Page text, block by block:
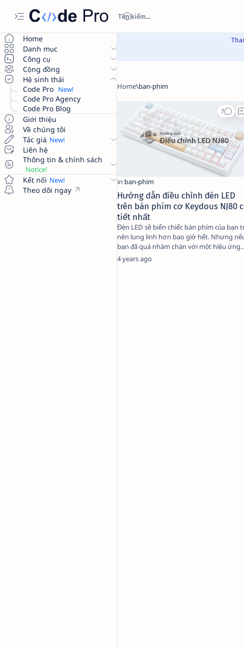
Home
Danh mục
Công cụ
Cộng đồng
Hệ sinh thái
Code Pro
Code Pro Agency
Code Pro Blog
Giới thiệu
Về chúng tôi
Tác giả
Liên hệ
Thông tin & chính sách
Kết nối
Theo dõi ngay
Hướng dẫn điều chỉnh đèn LED
trên bàn phím cơ Keydous NJ80
tiết nhất
Đèn LED sẽ biến chiếc bàn phím của bạn
nên lung linh hơn bao giờ hết. Nhưng
bạn đã quá nhàm chán với một hiệu ứng
mặc định thì hôm nay, Code …
4 years ago